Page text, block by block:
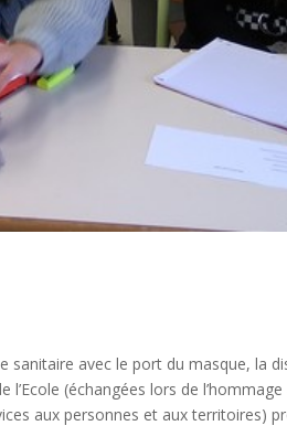
sanitaire avec le port du masque, la
(échangées lors de
aux personnes et aux territoires)